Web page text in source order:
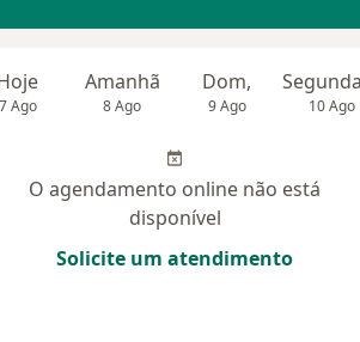
7 Ago
Amanhã
8 Ago
Dom,
9 Ago 10 Ago
O agendamento online não está
disponível
Solicite um atendimento